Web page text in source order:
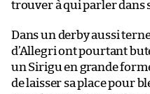
trouver à qui parler dans
Dans un derby aussi
d’Allegri ont pourtant
un Sirigu en grande
de laisser sa place pour